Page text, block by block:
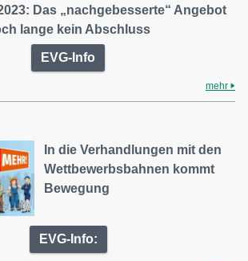
Das „nachgebesserte“ Angebot
lange kein Abschluss
EVG-Info
mehr
In die Verhandlungen mit den
Wettbewerbsbahnen kommt
Bewegung
EVG-Info: